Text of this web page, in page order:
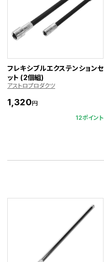
フレキシブルエクステンションセ
ット (2個組)
アストロプロダクツ
1,320円
12ポイント